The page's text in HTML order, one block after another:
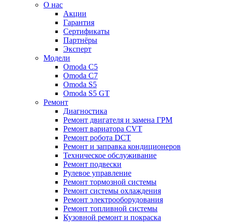
О нас
Акции
Гарантия
Сертификаты
Партнёры
Эксперт
Модели
Omoda C5
Omoda C7
Omoda S5
Omoda S5 GT
Ремонт
Диагностика
Ремонт двигателя и замена ГРМ
Ремонт вариатора CVT
Ремонт робота DCT
Ремонт и заправка кондиционеров
Техническое обслуживание
Ремонт подвески
Рулевое управление
Ремонт тормозной системы
Ремонт системы охлаждения
Ремонт электрооборудования
Ремонт топливной системы
Кузовной ремонт и покраска